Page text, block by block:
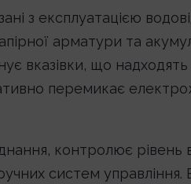
з експлуатацією
арматури та
вказівки, що
перемикає
контролює рівень
систем управління.